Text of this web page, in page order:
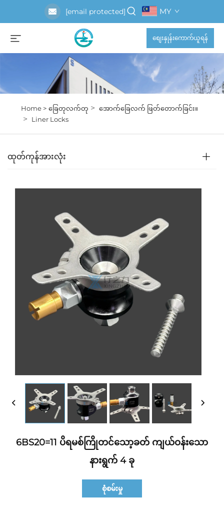
[email protected] MY
စျေးနှုန်းကောက်ယူရန်
Home > ခြေတုလက်တု > အောက်ခြေလက် ဖြတ်တောက်ခြင်း။
> Liner Locks
ထုတ်ကုန်အားလုံး
6BS20=11 ပိရမစ်ကြိုတင်သော့ခတ် ကျယ်ဝန်းသော
နားရွက် 4 ခု
စုံစမ်းမှု